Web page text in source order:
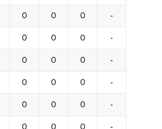
0 0 0 -
0 0 0 -
0 0 0 -
0 0 0 -
0 0 0 -
0 0 0 -